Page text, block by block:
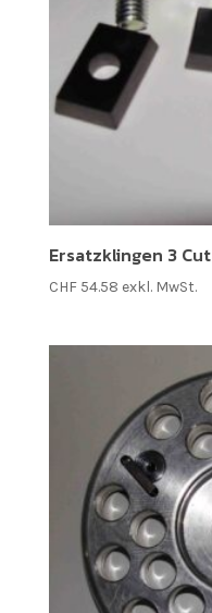
Ersatzklingen 3 Cut
CHF54.58 exkl. MwSt.